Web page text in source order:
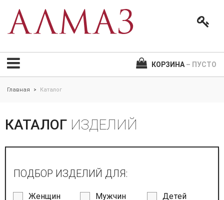
КОРЗИНА – ПУСТО
Главная > Каталог
КАТАЛОГ ИЗДЕЛИЙ
ПОДБОР ИЗДЕЛИЙ ДЛЯ:
Женщин Мужчин
Детей